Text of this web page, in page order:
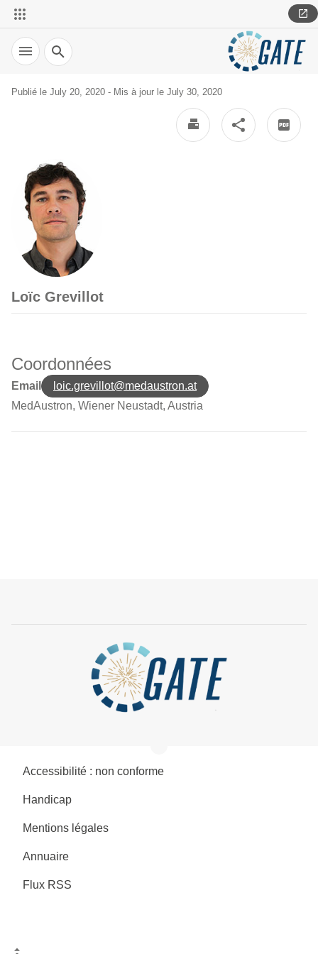
Search
Publié le July 20, 2020 - Mis à jour le July 30, 2020
Loïc Grevillot
Coordonnées
Email
loic.grevillot@medaustron.at
MedAustron, Wiener Neustadt, Austria
Accessibilité : non conforme
Handicap
Mentions légales
Annuaire
Flux RSS